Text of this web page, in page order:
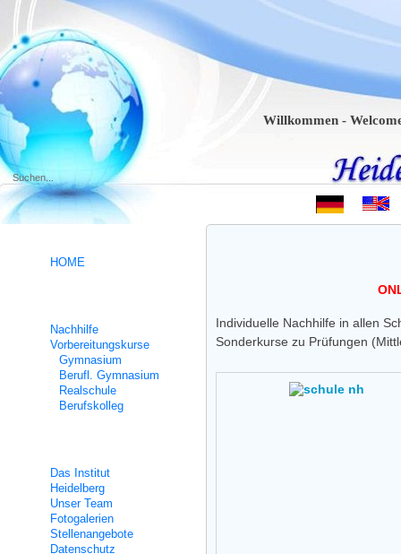
Willkommen - Welcome -
HOME
Nachhilfe
Vorbereitungskurse
Gymnasium
Berufl. Gymnasium
Realschule
Berufskolleg
Das Institut
Heidelberg
Unser Team
Fotogalerien
Stellenangebote
Datenschutz
Individuelle Nachhilfe in allen
Sonderkurse zu Prüfungen